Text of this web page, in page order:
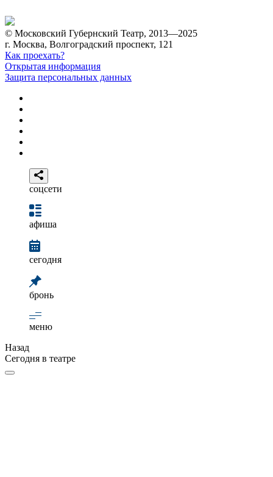
© Московский Губернский Театр, 2013—2025
г. Москва, Волгоградский проспект, 121
Как проехать?
Открытая информация
Защита персональных данных
соцсети
афиша
сегодня
бронь
меню
Назад
Сегодня в театре